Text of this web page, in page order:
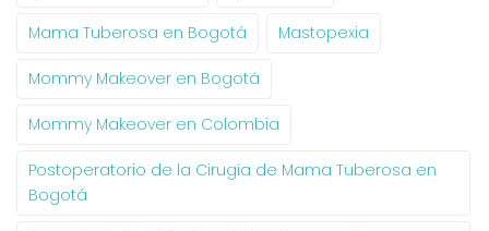
Mama Tuberosa en Bogotá Mastopexia
Mommy Makeover en Bogotá
Mommy Makeover en Colombia
Postoperatorio de la Cirugía de Mama Tuberosa en
Bogotá